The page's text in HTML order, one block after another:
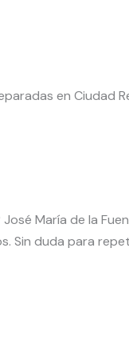
en Ciudad
María de la
Sin duda para